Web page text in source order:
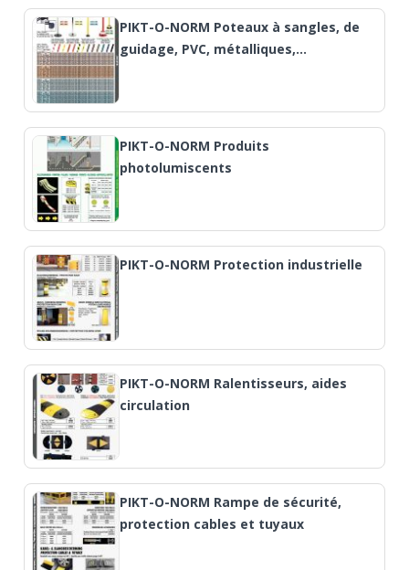
PIKT-O-NORM Poteaux à sangles, de
guidage, PVC, métalliques,…
PIKT-O-NORM Produits
photolumiscents
PIKT-O-NORM Protection industrielle
PIKT-O-NORM Ralentisseurs, aides
circulation
PIKT-O-NORM Rampe de sécurité,
protection cables et tuyaux